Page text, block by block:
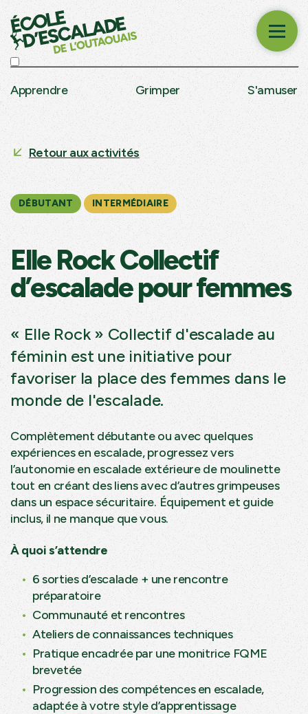
Apprendre Grimper S'amuser
Retour aux activités
DÉBUTANT INTERMÉDIAIRE
Elle Rock Collectif
d’escalade pour femmes
« Elle Rock » Collectif d'escalade au
féminin est une initiative pour
favoriser la place des femmes dans le
monde de l'escalade.
Complètement débutante ou avec quelques
expériences en escalade, progressez vers
l’autonomie en escalade extérieure de moulinette
tout en créant des liens avec d’autres grimpeuses
dans un espace sécuritaire. Équipement et guide
inclus, il ne manque que vous.
À quoi s’attendre
6 sorties d’escalade + une rencontre
préparatoire
Communauté et rencontres
Ateliers de connaissances techniques
Pratique encadrée par une monitrice FQME
brevetée
Progression des compétences en escalade,
adaptée à votre style d’apprentissage